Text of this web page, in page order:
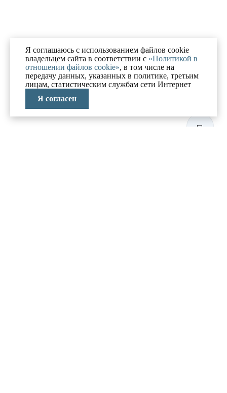
Я соглашаюсь с использованием файлов cookie
владельцем сайта в соответствии с «Политикой в
отношении файлов cookie», в том числе на
передачу данных, указанных в политике, третьим
лицам, статистическим службам сети Интернет
Я согласен